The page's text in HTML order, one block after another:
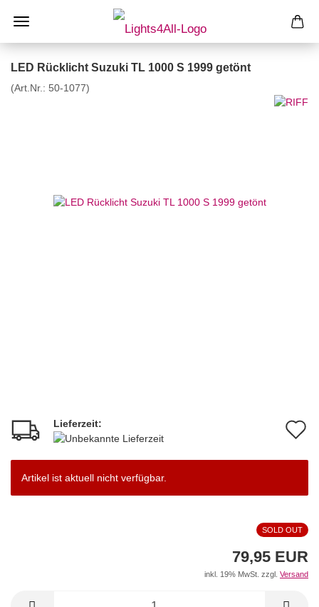
LED Rücklicht Suzuki TL 1000 S 1999 getönt
(Art.Nr.: 50-1077)
Lieferzeit:
Artikel ist aktuell nicht verfügbar.
SOLD OUT
79,95 EUR
inkl. 19% MwSt. zzgl. Versand